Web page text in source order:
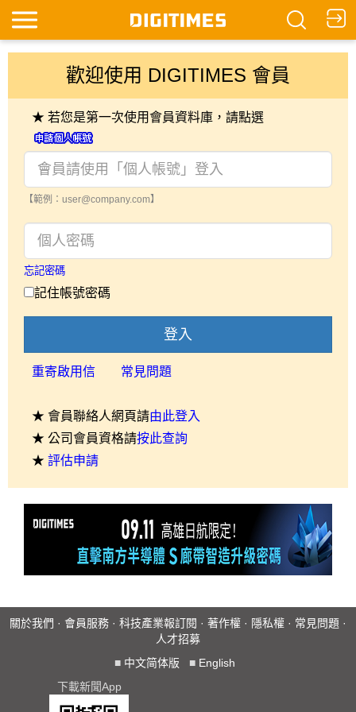
歡迎使用 DIGITIMES 會員
★ 若您是第一次使用會員資料庫，請點選
【範例：user@company.com】
忘記密碼
記住帳號密碼
登入
重寄啟用信 常見問題
★ 會員聯絡人網頁請由此登入
★ 公司會員資格請按此查詢
★ 評估申請
關於我們 · 會員服務 · 科技產業報訂閱 · 著作權 · 隱私權 · 常見問題 ·
人才招募
■ 中文简体版 ■ English
下載新聞App